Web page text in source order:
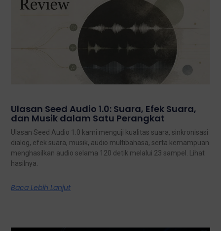
Ulasan Seed Audio 1.0: Suara, Efek Suara,
dan Musik dalam Satu Perangkat
Ulasan Seed Audio 1.0 kami menguji kualitas suara, sinkronisasi
dialog, efek suara, musik, audio multibahasa, serta kemampuan
menghasilkan audio selama 120 detik melalui 23 sampel. Lihat
hasilnya.
Baca Lebih Lanjut